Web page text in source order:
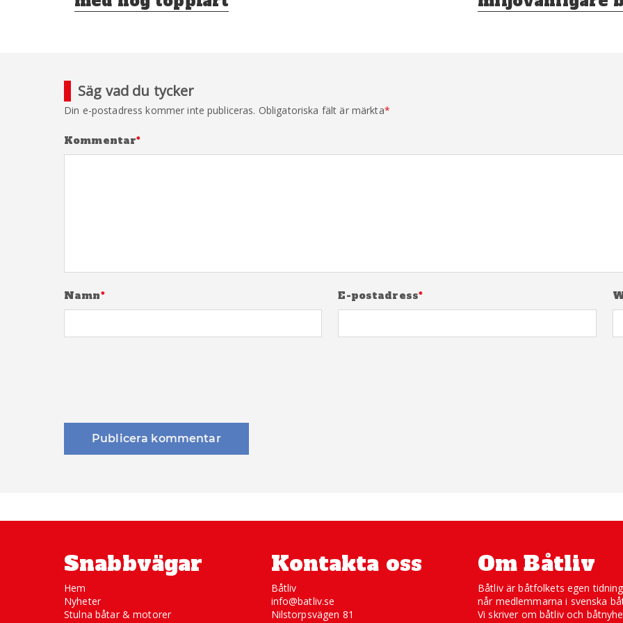
Säg vad du tycker
Din e-postadress kommer inte publiceras. Obligatoriska fält är märkta*
Kommentar*
Namn* E-postadress*
Snabbvägar
Hem
Nyheter
Stulna båtar & motorer
Kontakta oss
Båtliv
info@batliv.se
Nilstorpsvägen 81
Om Båtliv
Båtliv är båtfolkets egen
når medlemmarna i svenska
Vi skriver om båtliv och